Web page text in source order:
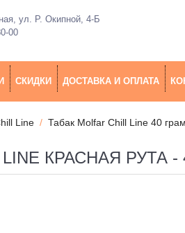
ул. Р. Окипной, 4-Б
00
СКИДКИ ДОСТАВКА И ОПЛАТА
Line Табак Molfar Chill Line 40
LINE КРАСНАЯ РУТА